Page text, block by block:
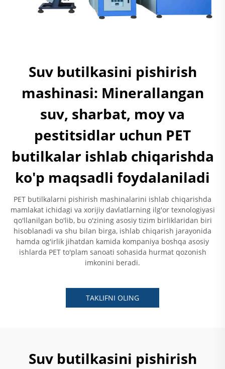
Suv butilkasini pishirish
mashinasi: Minerallangan
suv, sharbat, moy va
pestitsidlar uchun PET
butilkalar ishlab chiqarishda
ko'p maqsadli foydalaniladi
PET butilkalarni pishirish mashinalarini ishlab chiqarishda
mamlakat ichidagi va xorijiy davlatlarning ilg'or texnologiyasi
qo'llanilgan bo'lib, bu o'zining asosiy tizim birliklaridan biri
hisoblanadi va shu bilan birga, ishlab chiqarish jarayonida
hamda og'irlik jihatdan kamida kompaniya boshqa asosiy
ishlarda PET to'plam sanoati sohasida hurmat qozonish
imkonini beradi.
TAKLIFNI OLING
Suv butilkasini pishirish